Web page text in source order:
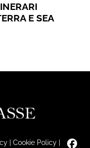
E SEA
| Cookie Policy|